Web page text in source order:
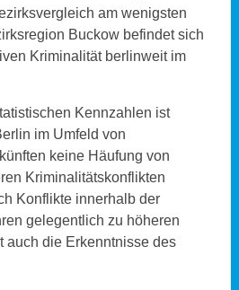
am wenigsten
Buckow befindet sich
Kriminalität berlinweit im
Kennzahlen ist
im Umfeld von
keine Häufung von
Kriminalitätskonflikten
Konflikte innerhalb der
gelegentlich zu höheren
auch die Erkenntnisse des